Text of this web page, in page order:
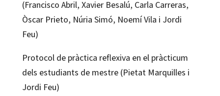
(Francisco Abril, Xavier Besalú, Carla Carreras,
Òscar Prieto, Núria Simó, Noemí Vila i Jordi
Feu)
Protocol de pràctica reflexiva en el pràcticum
dels estudiants de mestre (Pietat Marquilles i
Jordi Feu)